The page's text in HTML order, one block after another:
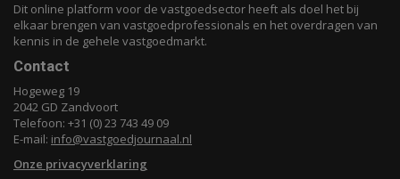
Dit online platform voor de vastgoedsector heeft als doel het bij
elkaar brengen van vastgoedprofessionals en het overdragen van
kennis in de gehele vastgoedmarkt.
Contact
Hogeweg 19
2042 GD Zandvoort
Telefoon: +31 (0) 23 743 49 09
E-mail: info@vastgoedjournaal.nl
Onze privacyverklaring